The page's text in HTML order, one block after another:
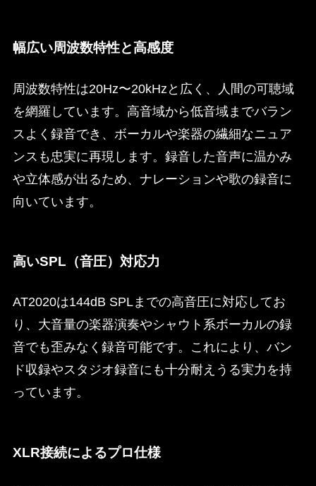
幅広い周波数特性と高感度
周波数特性は20Hz〜20kHzと広く、人間の可聴域
を網羅しています。高音域から低音域までバラン
スよく録音でき、ボーカルや楽器の繊細なニュア
ンスも忠実に再現します。録音した音声に温かみ
や立体感が出るため、ナレーションや歌の録音に
向いています。
高いSPL（音圧）対応力
AT2020は144dB SPLまでの高音圧に対応してお
り、大音量の楽器演奏やシャウト系ボーカルの録
音でも歪みなく録音可能です。これにより、バン
ド収録やスタジオ録音にも十分耐えうる実力を持
っています。
XLR接続によるプロ仕様